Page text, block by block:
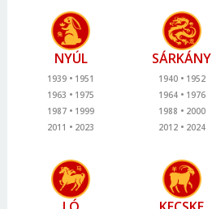
NYÚL
1939
1951
1963
1975
1987
1999
2011
2023
SÁRKÁNY
1940
1952
1964
1976
1988
2000
2012
2024